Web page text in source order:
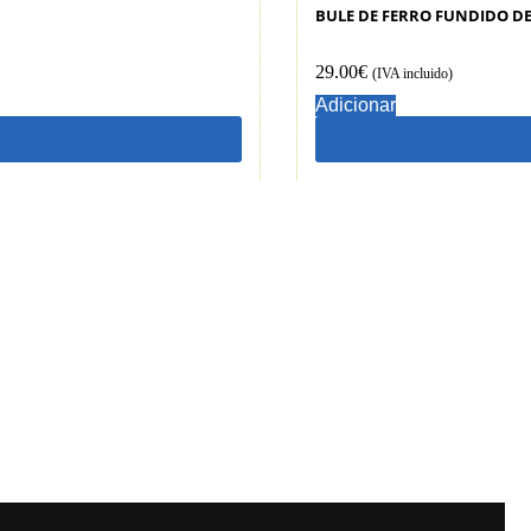
BULE DE FERRO FUNDIDO
29.00€ (IVA incluido)
Adicionar